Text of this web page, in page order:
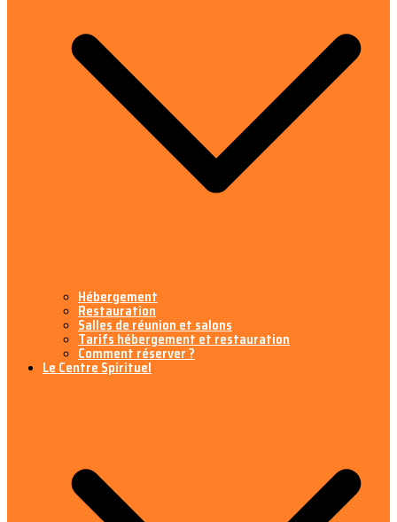
Hébergement
Restauration
Salles de réunion et salons
Tarifs hébergement et restauration
Comment réserver ?
Le Centre Spirituel